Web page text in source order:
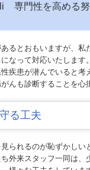
専門性を高める
るとおもいますが、私
なって対応いたします。
疾患が潜んでいると考
んも診断することを心
る工夫
られるのが恥ずかしい
外来スタッフ一同は、